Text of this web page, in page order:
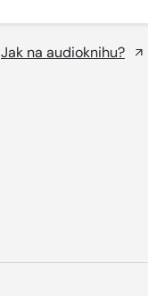
Jak na audioknihu?